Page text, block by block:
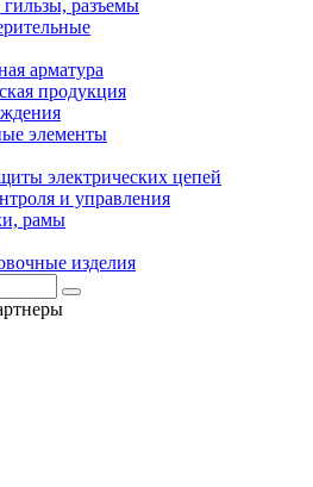
разъемы
арматура
продукция
элементы
электрических цепей
и управления
рамы
изделия